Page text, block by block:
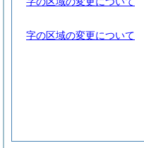
字の区域の変更について